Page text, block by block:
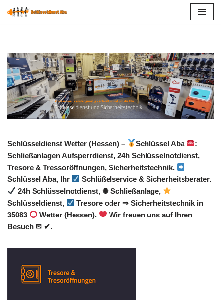
Schlüsseldienst Wetter (Hessen) – Schlüssel Aba
:
Schließanlagen Aufsperrdienst, 24h Schlüsselnotdienst,
Tresore & Tressoröffnungen, Sicherheitstechnik.
Schlüssel Aba, Ihr
Schlüßelservice & Sicherheitsberater.
24h Schlüsselnotdienst, ✺ Schließanlage,
Schlüsseldienst,
Tresore oder ⇒ Sicherheitstechnik in
35083
Wetter (Hessen).
Wir freuen uns auf Ihren
Besuch ✉ ✔.